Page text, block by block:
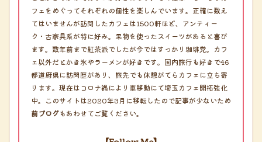
フェをめぐってそれぞれの個性を楽しんでいます。正確に数え
てはいませんが訪問したカフェは1500軒ほど、アンティー
ク・古家具系が特に好み。果物を使ったスイーツがあると喜び
ます。数年前まで紅茶派でしたが今ではすっかり珈琲党。カフ
ェ以外だとかき氷やラーメンが好きです。国内旅行も好きで46
都道府県に訪問歴があり、旅先でも休憩がてらカフェに立ち寄
ります。現在はコロナ禍により車移動にて埼玉カフェ開拓強化
中。このサイトは2020年3月に移転したので記事が少ないため
前ブログもあわせてご覧ください。